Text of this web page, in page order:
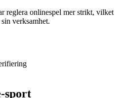
reglera onlinespel mer strikt, vilket
verksamhet.
sport